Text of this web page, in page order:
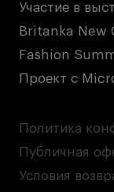
Участие в
Britanka New
Fashion
Проект с
Политика
Публичная
Условия